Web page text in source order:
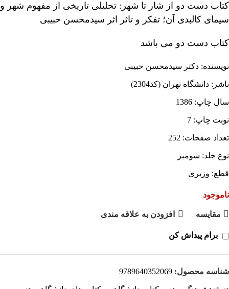
کتاب دست دو از شار تا شهر: تحلیلی تاریخی از مفهوم شهر و
سیمای کالبدی آن؛ تفکر و تاثر اثر سیدمحسن حبیبی
کتاب دست دو می باشد
نویسنده: دکتر سیدمحسن حبیبی
ناشر: دانشگاه تهران (کد2304)
سال چاپ: 1386
نوبت چاپ: 7
تعداد صفحات: 252
نوع جلد: شومیز
قطع: وزیری
ناموجود
مقايسه افزودن به علاقه مندی
برام پیداش کن
شناسه محصول: 9789640352069